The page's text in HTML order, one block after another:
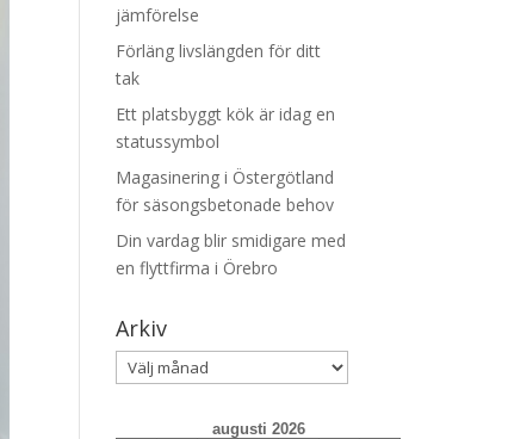
jämförelse
Förläng livslängden för ditt
tak
Ett platsbyggt kök är idag en
statussymbol
Magasinering i Östergötland
för säsongsbetonade behov
Din vardag blir smidigare med
en flyttfirma i Örebro
Arkiv
Arkiv
augusti 2026